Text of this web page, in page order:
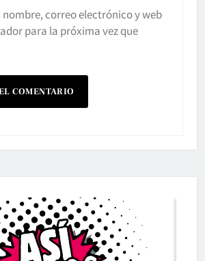
nombre, correo electrónico y web
para la próxima vez que